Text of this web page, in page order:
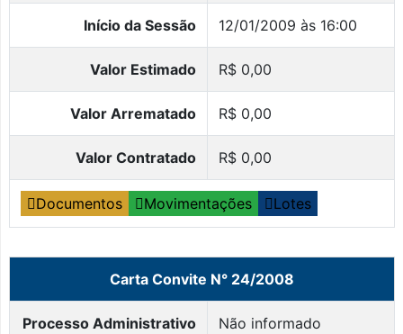
Início da Sessão 12/01/2009 às 16:00
Valor Estimado R$ 0,00
Valor Arrematado R$ 0,00
Valor Contratado R$ 0,00
Documentos Movimentações Lotes
Carta Convite N° 24/2008
Processo Administrativo Não informado